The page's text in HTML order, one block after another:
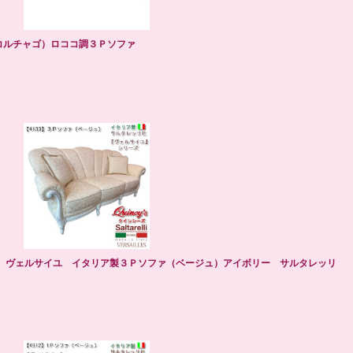
チャゴ）ロココ調３Ｐソファ
ェルサイユ イタリア製３Ｐソファ（ベージュ）アイボリー サルタレッリ